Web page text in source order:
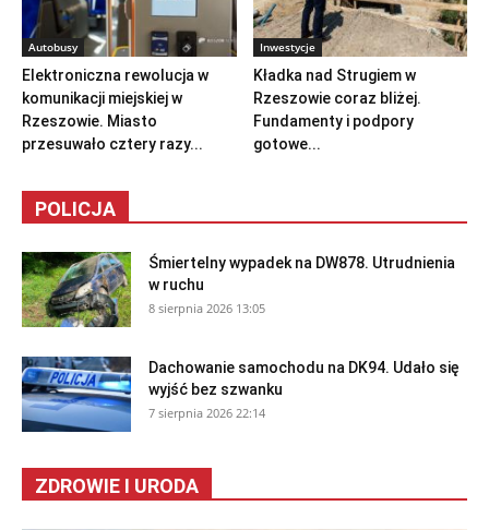
Autobusy
Elektroniczna rewolucja w
komunikacji miejskiej w
Rzeszowie. Miasto
przesuwało cztery razy...
Inwestycje
Kładka nad Strugiem w
Rzeszowie coraz bliżej.
Fundamenty i podpory
gotowe...
POLICJA
Śmiertelny wypadek na DW878. Utrudnienia
w ruchu
8 sierpnia 2026 13:05
Dachowanie samochodu na DK94. Udało się
wyjść bez szwanku
7 sierpnia 2026 22:14
ZDROWIE I URODA